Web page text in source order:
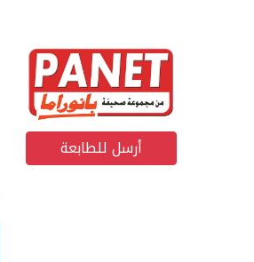
أرسل للطابعة